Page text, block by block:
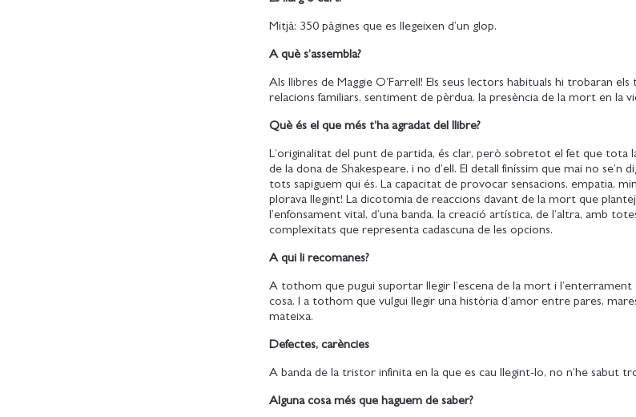
Mitjà: 350 pàgines que es llegeixen d’un glop.
A què s’assembla?
Als llibres de Maggie O’Farrell! Els seus lectors habituals hi trobaran
relacions familiars, sentiment de pèrdua, la presència de la mort en la
Què és el que més t’ha agradat del llibre?
L’originalitat del punt de partida, és clar, però sobretot el fet que tota
de la dona de Shakespeare, i no d’ell. El detall finíssim que mai no se’n
tots sapiguem qui és. La capacitat de provocar sensacions, empatia,
plorava llegint! La dicotomia de reaccions davant de la mort que
l’enfonsament vital, d’una banda, la creació artística, de l’altra, amb
complexitats que representa cadascuna de les opcions.
A qui li recomanes?
A tothom que pugui suportar llegir l’escena de la mort i l’enterrament
cosa. I a tothom que vulgui llegir una història d’amor entre pares,
mateixa.
Defectes, carències
A banda de la tristor infinita en la que es cau llegint-lo, no n’he sabut
Alguna cosa més que haguem de saber?